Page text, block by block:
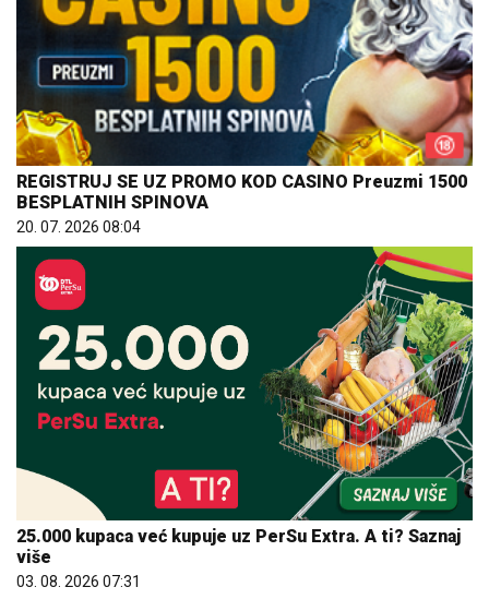
REGISTRUJ SE UZ PROMO KOD CASINO Preuzmi 1500
BESPLATNIH SPINOVA
20. 07. 2026 08:04
25.000 kupaca već kupuje uz PerSu Extra. A ti? Saznaj
više
03. 08. 2026 07:31